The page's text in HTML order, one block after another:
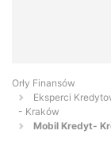
Orły Finansów
Eksperci
- Kraków
Mobil Kredyt-